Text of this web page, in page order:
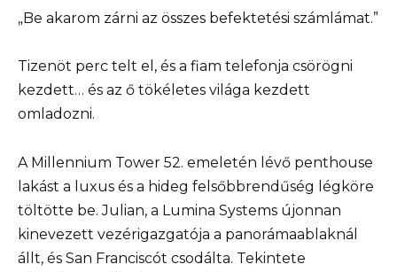
„Be akarom zárni az összes befektetési számlámat.”
Tizenöt perc telt el, és a fiam telefonja csörögni
kezdett… és az ő tökéletes világa kezdett
omladozni.
A Millennium Tower 52. emeletén lévő penthouse
lakást a luxus és a hideg felsőbbrendűség légköre
töltötte be. Julian, a Lumina Systems újonnan
kinevezett vezérigazgatója a panorámaablaknál
állt, és San Franciscót csodálta. Tekintete